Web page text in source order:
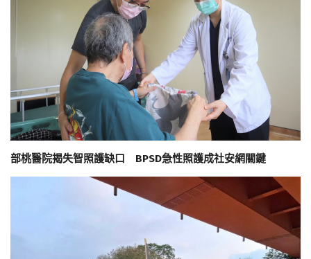
部桃醫院揭失智照護缺口 BPSD急性照護成社安網關鍵